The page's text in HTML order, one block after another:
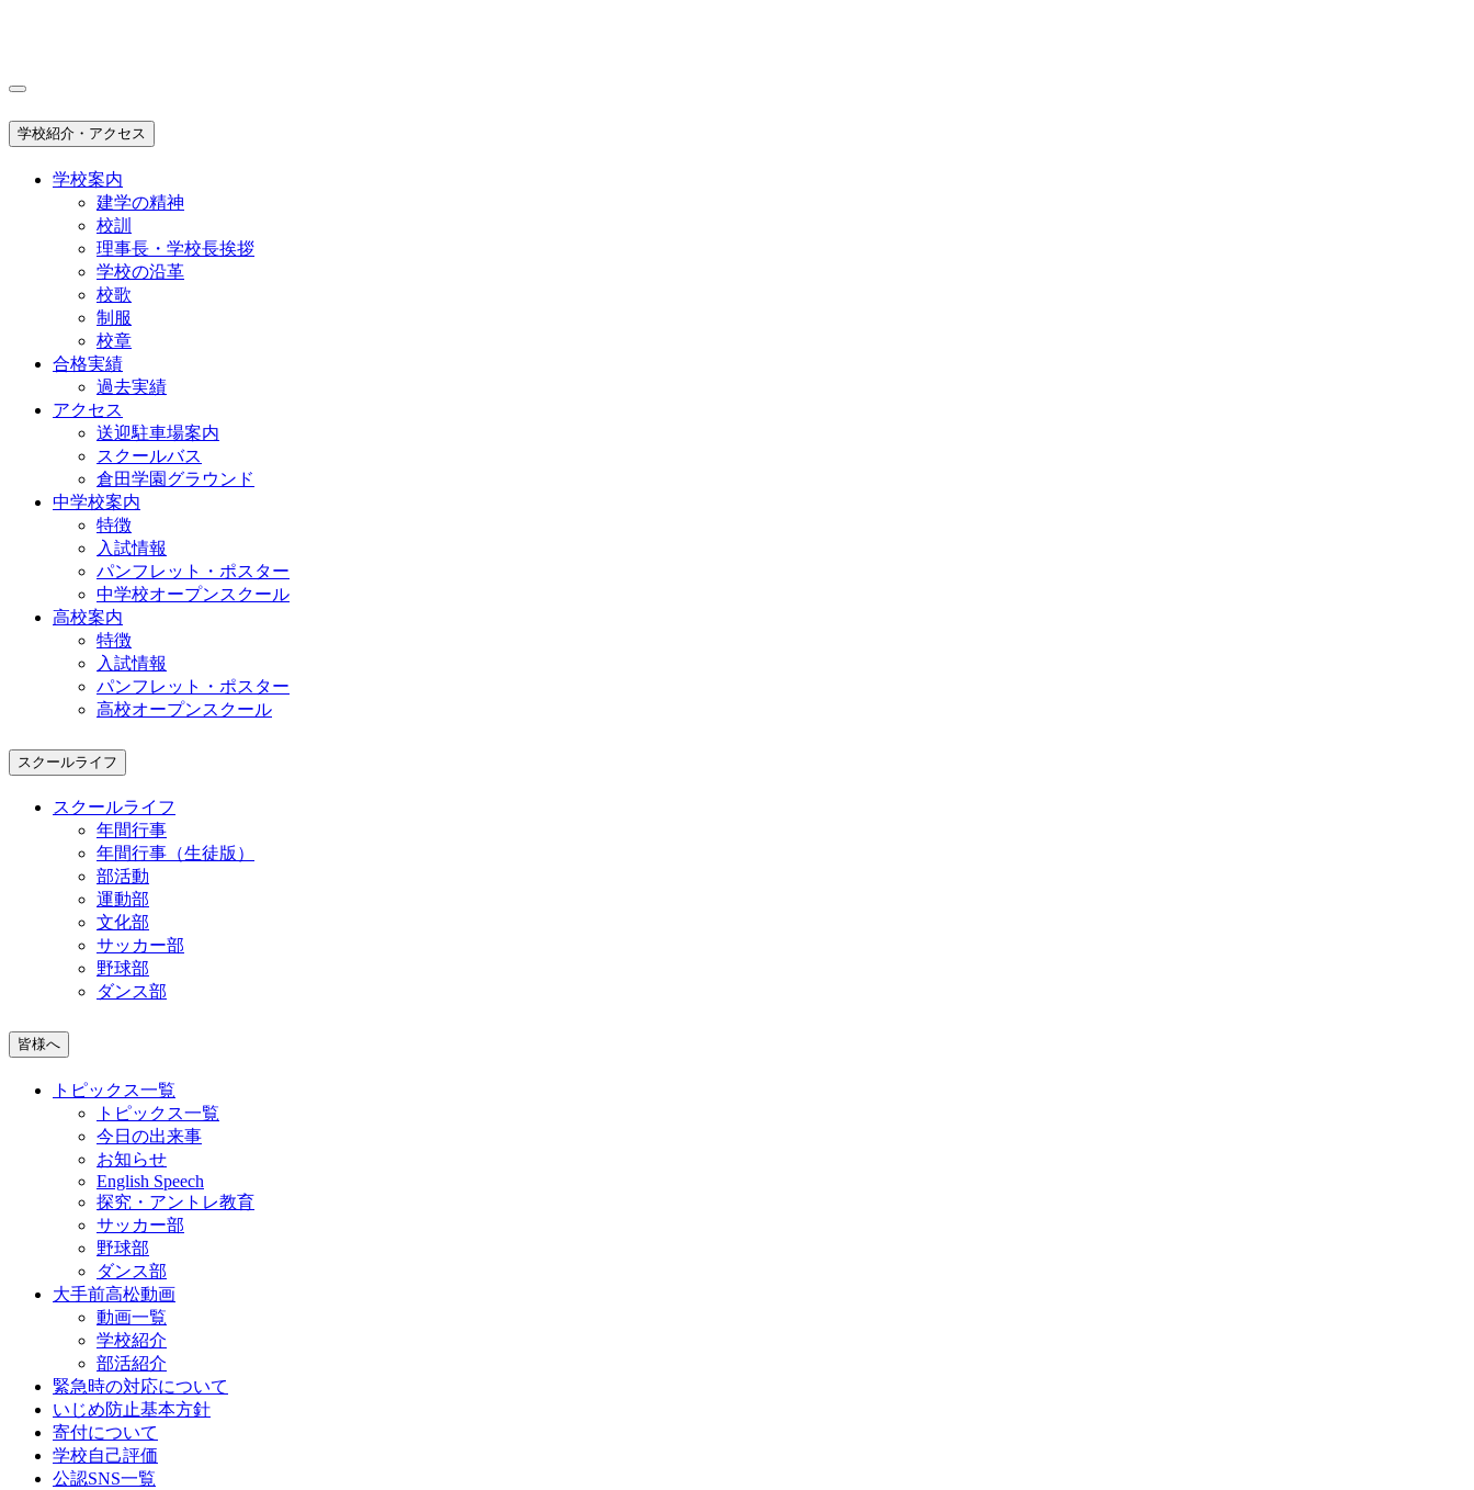
学校紹介・アクセス
学校案内
建学の精神
校訓
理事長・学校長挨拶
学校の沿革
校歌
制服
校章
合格実績
過去実績
アクセス
送迎駐車場案内
スクールバス
倉田学園グラウンド
中学校案内
特徴
入試情報
パンフレット・ポスター
中学校オープンスクール
高校案内
特徴
入試情報
パンフレット・ポスター
高校オープンスクール
スクールライフ
スクールライフ
年間行事
年間行事（生徒版）
部活動
運動部
文化部
サッカー部
野球部
ダンス部
皆様へ
トピックス一覧
トピックス一覧
今日の出来事
お知らせ
English Speech
探究・アントレ教育
サッカー部
野球部
ダンス部
大手前高松動画
動画一覧
学校紹介
部活紹介
緊急時の対応について
いじめ防止基本方針
寄付について
学校自己評価
公認SNS一覧